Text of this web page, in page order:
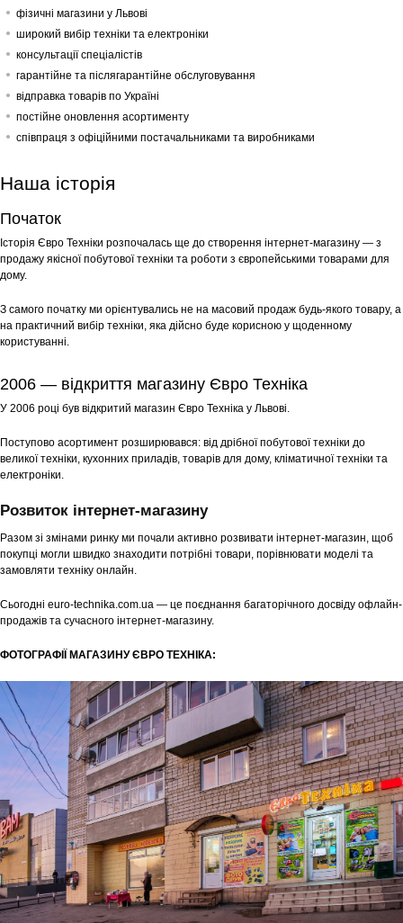
фізичні магазини у Львові
широкий вибір техніки та електроніки
консультації спеціалістів
гарантійне та післягарантійне обслуговування
відправка товарів по Україні
постійне оновлення асортименту
співпраця з офіційними постачальниками та виробниками
Наша історія
Початок
Історія Євро Техніки розпочалась ще до створення інтернет-магазину — з
продажу якісної побутової техніки та роботи з європейськими товарами для
дому.
З самого початку ми орієнтувались не на масовий продаж будь-якого товару, а
на практичний вибір техніки, яка дійсно буде корисною у щоденному
користуванні.
2006 — відкриття магазину Євро Техніка
У 2006 році був відкритий магазин Євро Техніка у Львові.
Поступово асортимент розширювався: від дрібної побутової техніки до
великої техніки, кухонних приладів, товарів для дому, кліматичної техніки та
електроніки.
Розвиток інтернет-магазину
Разом зі змінами ринку ми почали активно розвивати інтернет-магазин, щоб
покупці могли швидко знаходити потрібні товари, порівнювати моделі та
замовляти техніку онлайн.
Сьогодні euro-technika.com.ua — це поєднання багаторічного досвіду офлайн-
продажів та сучасного інтернет-магазину.
ФОТОГРАФІЇ МАГАЗИНУ ЄВРО ТЕХНІКА: